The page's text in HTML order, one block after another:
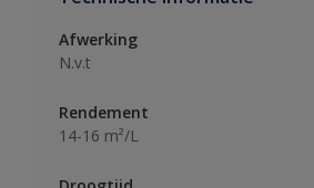
Afwerking
N.v.t
Rendement
14-16 m²/L